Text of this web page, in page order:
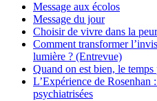
Message aux écolos
Message du jour
Choisir de vivre dans la
Comment transformer
lumière ? (Entrevue)
Quand on est bien, le temps
L’Expérience de Rosenhan
psychiatrisées